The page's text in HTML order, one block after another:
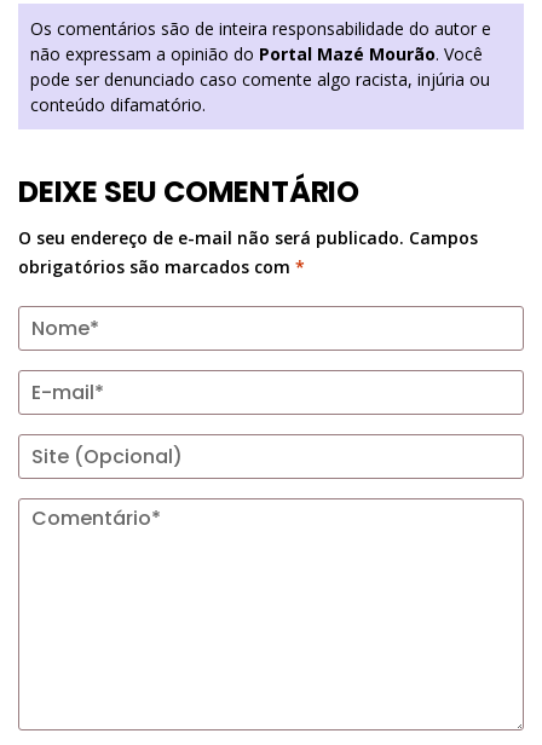
Os comentários são de inteira responsabilidade do autor e
não expressam a opinião do Portal Mazé Mourão. Você
pode ser denunciado caso comente algo racista, injúria ou
conteúdo difamatório.
DEIXE SEU COMENTÁRIO
O seu endereço de e-mail não será publicado. Campos
obrigatórios são marcados com *